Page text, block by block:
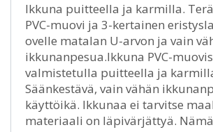
Ikkuna puitteella ja karmilla.
PVC-muovi ja 3-kertainen
ovelle matalan U-arvon ja vain
ikkunanpesua.Ikkuna PVC-
valmistetulla puitteella ja
Säänkestävä, vain vähän
käyttöikä. Ikkunaa ei tarvitse
materiaali on läpivärjättyä.